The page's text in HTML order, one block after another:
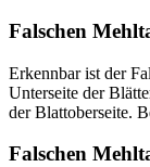
Falschen
Erkennbar ist der
Unterseite der
der Blattoberseite.
Falschen